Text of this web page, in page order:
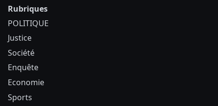
Rubriques
POLITIQUE
Justice
Société
Enquête
Economie
Sports